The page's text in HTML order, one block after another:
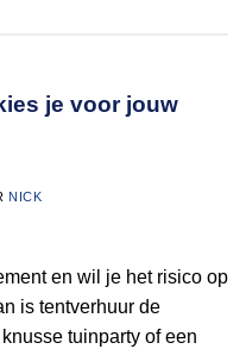
je voor jouw
NICK
en wil je het risico op
is tentverhuur de
tuinparty of een